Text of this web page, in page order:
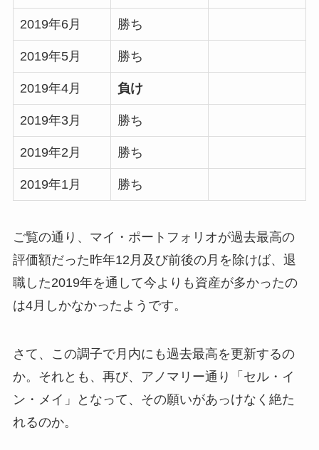
2019年6月 勝ち
2019年5月 勝ち
2019年4月 負け
2019年3月 勝ち
2019年2月 勝ち
2019年1月 勝ち
ご覧の通り、マイ・ポートフォリオが過去最高の
評価額だった昨年12月及び前後の月を除けば、退
職した2019年を通して今よりも資産が多かったの
は4月しかなかったようです。
さて、この調子で月内にも過去最高を更新するの
か。それとも、再び、アノマリー通り「セル・イ
ン・メイ」となって、その願いがあっけなく絶た
れるのか。